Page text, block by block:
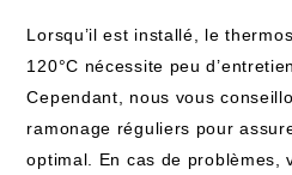
Lorsqu’il est installé, le
120°C nécessite peu
Cependant, nous vous
ramonage réguliers pour
optimal. En cas de problèmes,